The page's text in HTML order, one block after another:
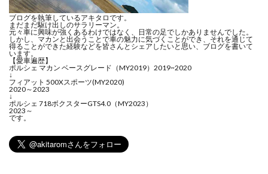
ブログを執筆しているアキタロです。
まだまだ駆け出しのサラリーマン。
元々車に興味が強くあるわけではなく、日常の足でしかありませんでした。
しかし、マカンと出会うことで車の魅力に気づくことができ、それを通じて
得ることができた経験などを皆さんとシェアしたいと思い、ブログを書いて
います。
【愛車遍歴】
ポルシェ マカン ベースグレード（MY2019）2019~2020
↓
フィアット 500Xスポーツ(MY2020)
2020～2023
↓
ポルシェ 718ボクスターGTS4.0（MY2023）
2023～
です。